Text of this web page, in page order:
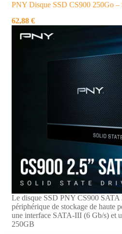
PNY Disque SSD CS900 250Go –
62,88 €
Le disque SSD PNY CS900 SATA
périphérique de stockage de haute
une interface SATA-III (6 Gb/s) et
250GB